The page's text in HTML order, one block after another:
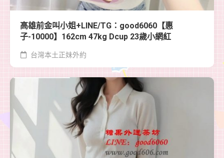
高雄前金叫小姐+LINE/TG：good6060【惠
子-10000】162cm 47kg Dcup 23歲小網紅
台灣本土正妹外約